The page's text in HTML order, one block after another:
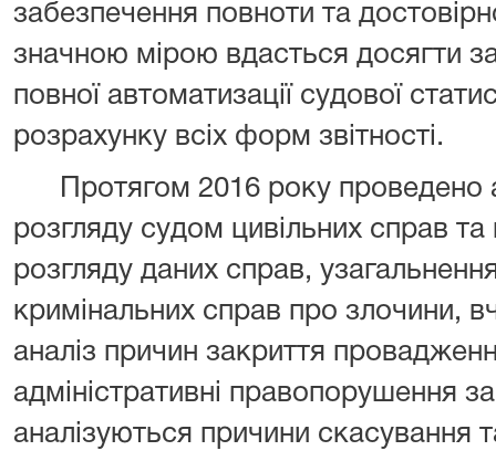
забезпечення повноти та
значною мірою вдасться досягти
повної автоматизації судової
розрахунку всіх форм звітності.
Протягом 2016 року проведено
розгляду судом цивільних справ
розгляду даних справ,
кримінальних справ про злочини,
аналіз причин закриття
адміністративні правопорушення
аналізуються причини скасування